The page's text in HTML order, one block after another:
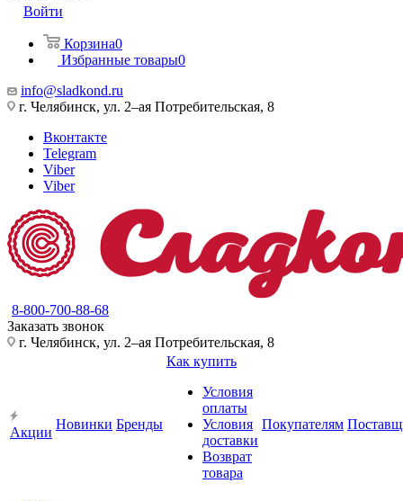
Войти
Корзина0
Избранные товары0
info@sladkond.ru
г. Челябинск, ул. 2–ая Потребительская, 8
Вконтакте
Telegram
Viber
Viber
8-800-700-88-68
Заказать звонок
г. Челябинск, ул. 2–ая Потребительская, 8
Акции
Новинки Бренды
Как купить
Условия
оплаты
Условия
доставки
Возврат
товара
Покупателям